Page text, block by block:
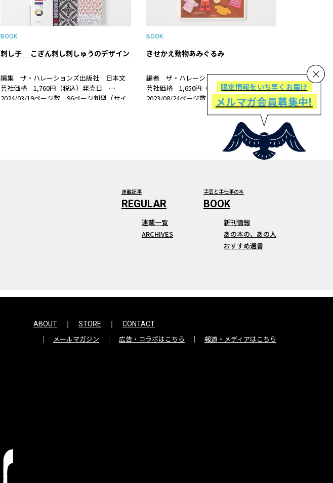
BOOK
刺し子 こぎん刺し刺しゅうのデザイン
編集 ザ・ハレーションズ出版社 日本文
芸社価格 1,760円（税込）発売日
2024/03/19ページ数 96ページ判型（サイ
BOOK
きせかえ動物あみぐるみ
編者 ザ・ハレーションズ 出版社 日本文
芸社価格 1,650円（税込）発売日
2023/08/24ページ数 80ページ判型（サイ
ズ） B5変形判ISBN 978-4-537- 22134-3
書籍紹介きせかえを楽しめる動物のあみぐ
限定情報をいち早くお届け
メルマガ会員募集中!
連載記事
連載一覧
ARCHIVES
手芸と手仕事の本
新刊情報
あの本の、あの人
おすすめ選書
ABOUT STORE CONTACT
メールマガジン 広告・コラボはこちら 報道・メディアはこちら